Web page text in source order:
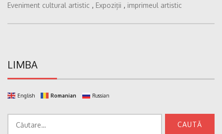
Eveniment cultural artistic , Expoziții , imprimeul artistic
LIMBA
English Romanian Russian
după: